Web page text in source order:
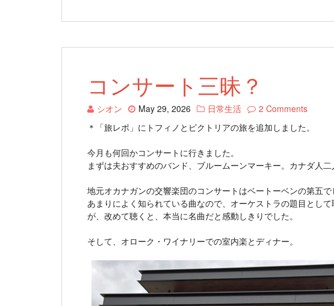
コンサート三昧？
シオン May 29, 2026 日常生活
2 Comments
＊「旅レポ」にトフィノとビクトリアの旅を追加しました。
今月も何回かコンサートに行きました。
まずは夫おすすめのバンド、ブルームーンマーキー。カナダ人二
地元オカナガンの交響楽団のコンサートはベートーベンの第五で
あまりによく知られている曲なので、オーケストラの題目とし
が、改めて聴くと、本当に名曲だと感動しきりでした。
そして、オローク・ワイナリーでの室内楽とディナー。